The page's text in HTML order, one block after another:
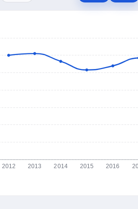
2012 2013 2014 2015 2016